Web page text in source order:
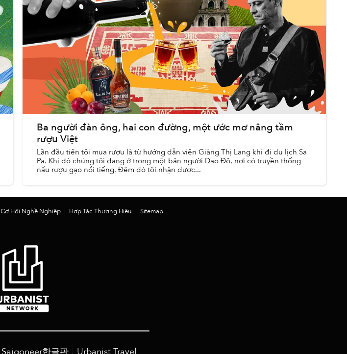
Ba người đàn ông, hai con đường, một ước mơ nâng tầm
rượu Việt
Lần đầu tiên tôi mua rượu là từ hướng dẫn viên Giàng Thị Lang khi đi du lịch Sa
Pa. Khi đó chúng tôi đang ở trong một bản người Dao Đỏ, nơi có truyền thống
nấu rượu gạo nổi tiếng. Đêm đó tôi nhận được...
Cơ Hội Nghề Nghiệp Hợp Tác Thương Hiệu Sitemap